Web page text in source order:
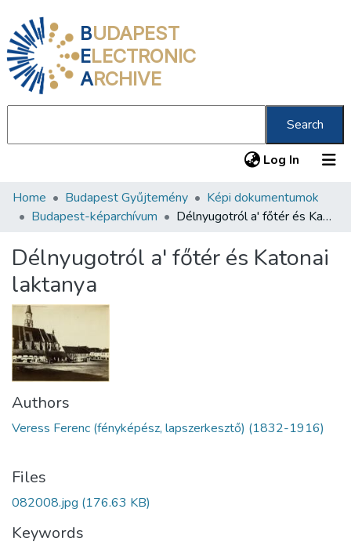
BUDAPEST
ELECTRONIC
ARCHIVE
Search
Log In (current)
Communities & Collections
Statistics
About us
Home Budapest Gyűjtemény
Képi dokumentumok
Budapest-képarchívum
Délnyugotról a' főtér és Katonai laktanya
Délnyugotról a' főtér és Katonai
laktanya
Authors
Veress Ferenc (fényképész, lapszerkesztő) (1832-1916)
Files
082008.jpg (176.63 KB)
Keywords